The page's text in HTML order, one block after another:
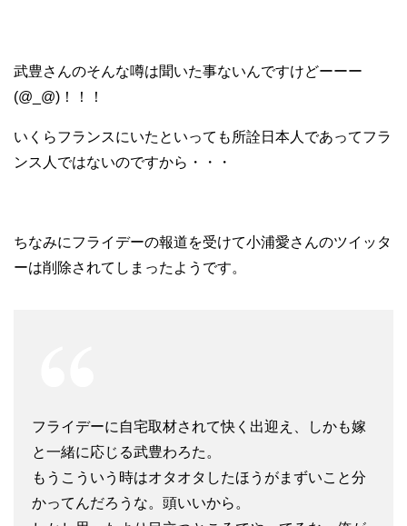
武豊さんのそんな噂は聞いた事ないんですけどーーー
(@_@)！！！
いくらフランスにいたといっても所詮日本人であってフラ
ンス人ではないのですから・・・
ちなみにフライデーの報道を受けて小浦愛さんのツイッタ
ーは削除されてしまったようです。
フライデーに自宅取材されて快く出迎え、しかも嫁
と一緒に応じる武豊わろた。
もうこういう時はオタオタしたほうがまずいこと分
かってんだろうな。頭いいから。